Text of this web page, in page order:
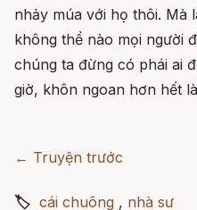
nhảy múa với họ thôi. Mà
không thể nào mọi người
chúng ta đừng có phái ai
giờ, khôn ngoan hơn hết
← Truyện trước
🏷 cái chuông , nhà sư